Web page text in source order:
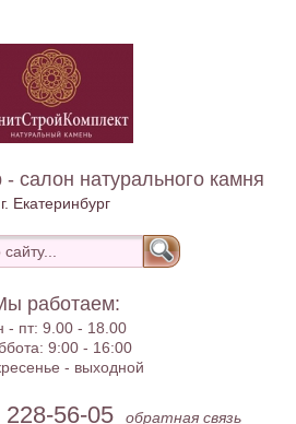
салон натурального камня
г. Екатеринбург
работаем:
- пт:9.00 - 18.00
9:00 - 16:00
- выходной
56-05 обратная связь